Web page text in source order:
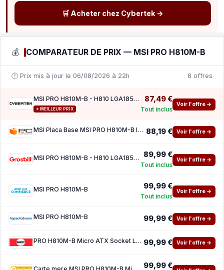
🛒 Acheter chez Cybertek →
💰 COMPARATEUR DE PRIX — MSI PRO H810M-B
🕐 Prix mis à jour le 06/08/2026 à 22h 8 offres
MSI PRO H810M-B - H810 LGA1851 DDR5 mATX
⭐ MEILLEUR PRIX
87,49 €
Tout inclus
Voir l'offre →
MSI Placa Base MSI PRO H810M-B Intel H810 LGA1851 DDR5 micro ATX 2.5GbE M.2 RGB 88,19 € Voir l'offre →
MSI PRO H810M-B - H810 LGA1851 DDR5 mATX 89,99 €
Tout inclus
Voir l'offre →
MSI PRO H810M-B 99,99 €
Tout inclus
Voir l'offre →
MSI PRO H810M-B 99,99 € Voir l'offre →
PRO H810M-B Micro ATX Socket LGA1851 Chipset Intel H810 99,99 € Voir l'offre →
Carte mere MSI PRO H810M-B Micro ATX Socket LGA1851 Chipset Intel H810 99,99 €